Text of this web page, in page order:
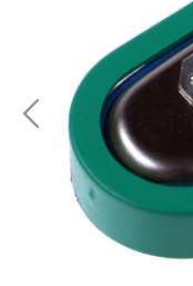
Previous